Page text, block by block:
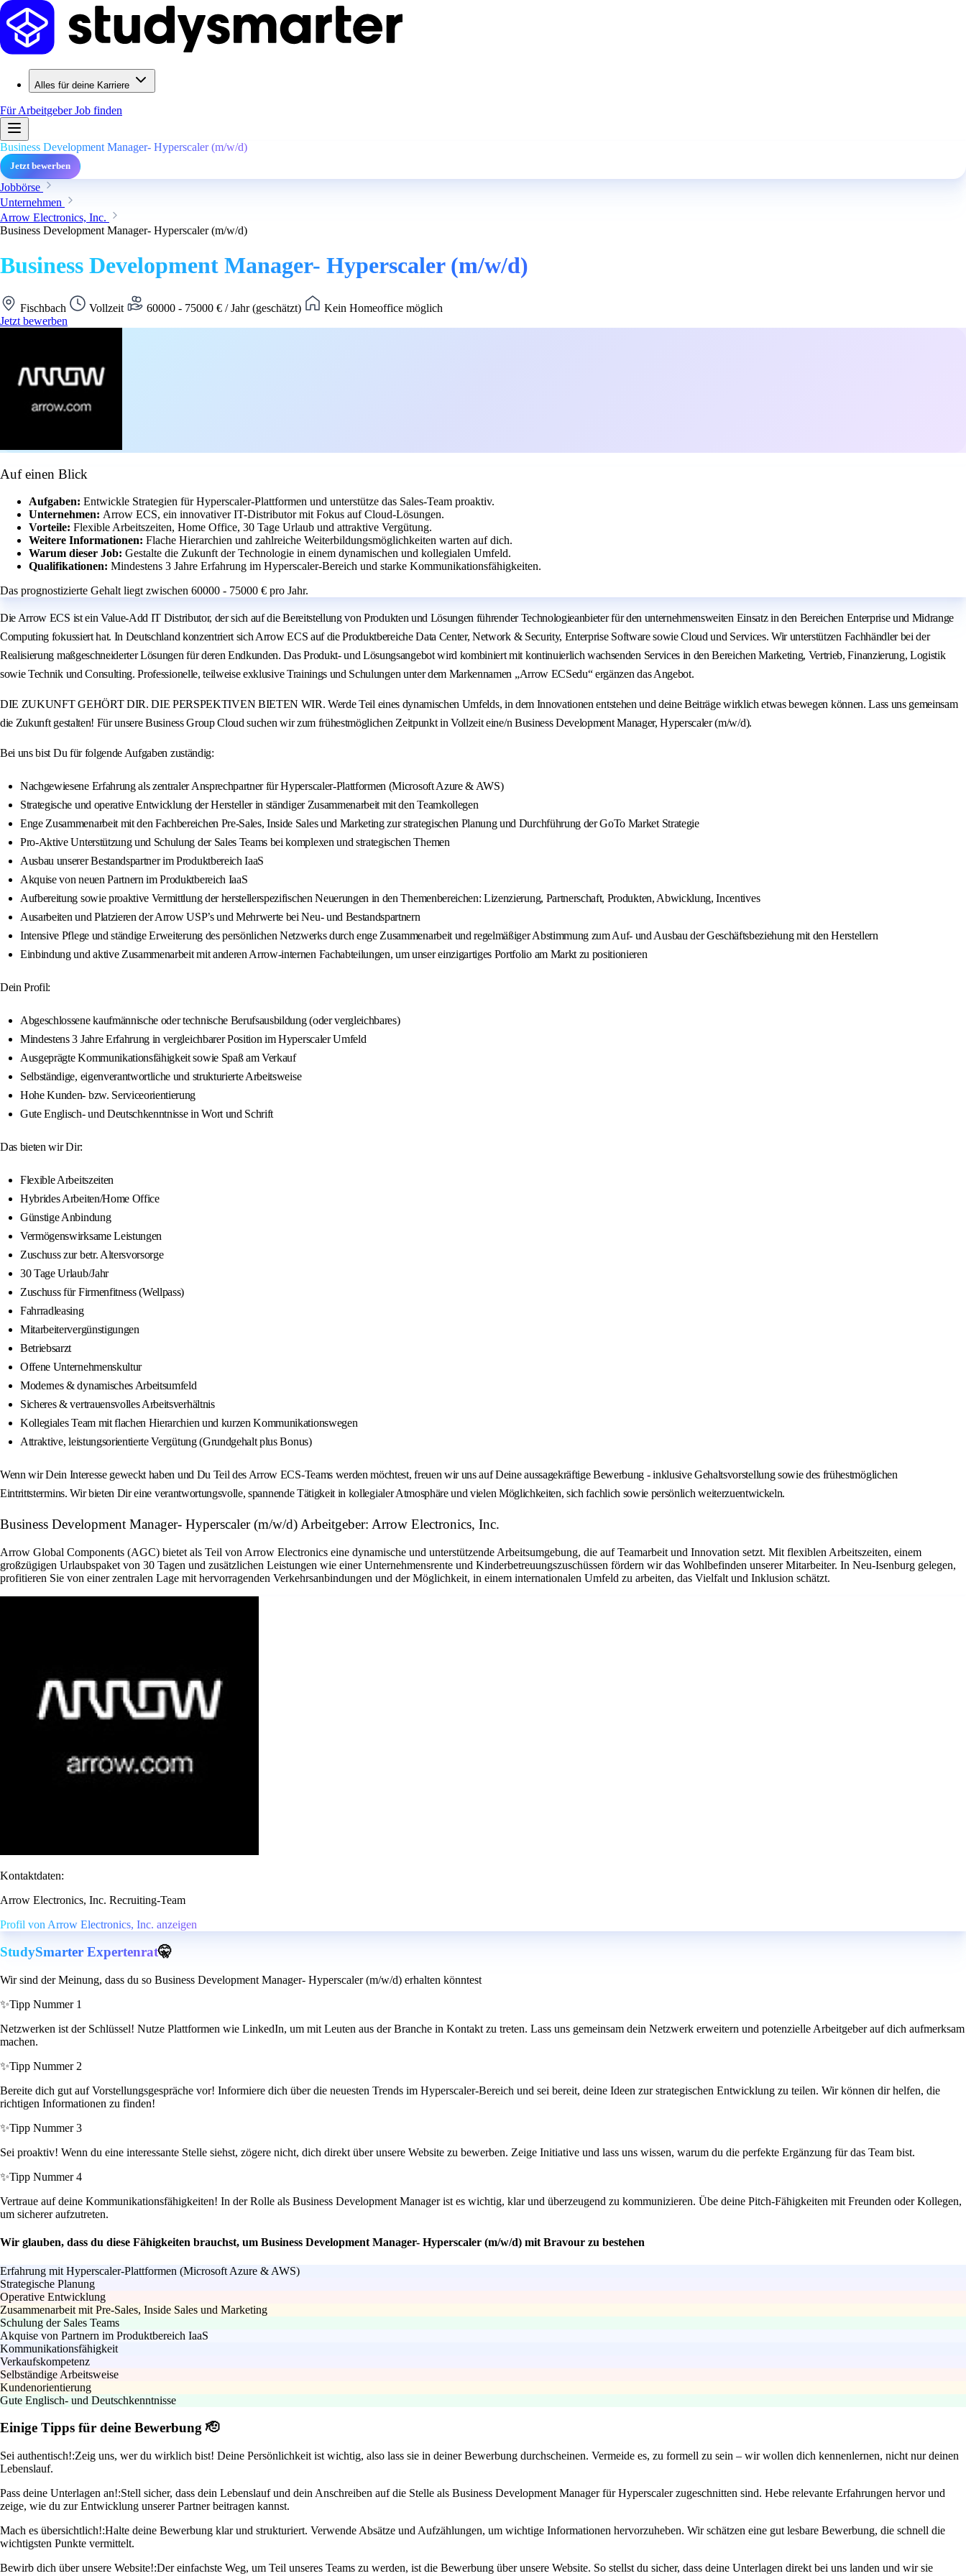
Alles für deine Karriere
Für ArbeitgeberJob finden
Business Development Manager- Hyperscaler (m/w/d)
Jetzt bewerben
Jobbörse
Unternehmen
Arrow Electronics, Inc.
Business Development Manager- Hyperscaler (m/w/d)
Business Development Manager- Hyperscaler (m/w/d)
Fischbach Vollzeit 60000 - 75000 € / Jahr (geschätzt)
Kein Homeoffice möglich
Jetzt bewerben
Auf einen Blick
Aufgaben: Entwickle Strategien für Hyperscaler-Plattformen und unterstütze das Sales-Team proaktiv.
Unternehmen: Arrow ECS, ein innovativer IT-Distributor mit Fokus auf Cloud-Lösungen.
Vorteile: Flexible Arbeitszeiten, Home Office, 30 Tage Urlaub und attraktive Vergütung.
Weitere Informationen: Flache Hierarchien und zahlreiche Weiterbildungsmöglichkeiten warten auf dich.
Warum dieser Job: Gestalte die Zukunft der Technologie in einem dynamischen und kollegialen Umfeld.
Qualifikationen: Mindestens 3 Jahre Erfahrung im Hyperscaler-Bereich und starke Kommunikationsfähigkeiten.
Das prognostizierte Gehalt liegt zwischen 60000 - 75000 € pro Jahr.
Die Arrow ECS ist ein Value-Add IT Distributor, der sich auf die Bereitstellung von Produkten und Lösungen führender Technologieanbieter für den unternehmensweiten Einsatz in den Bereichen Enterprise und Midrange
Computing fokussiert hat. In Deutschland konzentriert sich Arrow ECS auf die Produktbereiche Data Center, Network & Security, Enterprise Software sowie Cloud und Services. Wir unterstützen Fachhändler bei der
Realisierung maßgeschneiderter Lösungen für deren Endkunden. Das Produkt- und Lösungsangebot wird kombiniert mit kontinuierlich wachsenden Services in den Bereichen Marketing, Vertrieb, Finanzierung, Logistik
sowie Technik und Consulting. Professionelle, teilweise exklusive Trainings und Schulungen unter dem Markennamen „Arrow ECSedu“ ergänzen das Angebot.
DIE ZUKUNFT GEHÖRT DIR. DIE PERSPEKTIVEN BIETEN WIR. Werde Teil eines dynamischen Umfelds, in dem Innovationen entstehen und deine Beiträge wirklich etwas bewegen können. Lass uns gemeinsam
die Zukunft gestalten! Für unsere Business Group Cloud suchen wir zum frühestmöglichen Zeitpunkt in Vollzeit eine/n Business Development Manager, Hyperscaler (m/w/d).
Bei uns bist Du für folgende Aufgaben zuständig:
Nachgewiesene Erfahrung als zentraler Ansprechpartner für Hyperscaler-Plattformen (Microsoft Azure & AWS)
Strategische und operative Entwicklung der Hersteller in ständiger Zusammenarbeit mit den Teamkollegen
Enge Zusammenarbeit mit den Fachbereichen Pre-Sales, Inside Sales und Marketing zur strategischen Planung und Durchführung der GoTo Market Strategie
Pro-Aktive Unterstützung und Schulung der Sales Teams bei komplexen und strategischen Themen
Ausbau unserer Bestandspartner im Produktbereich IaaS
Akquise von neuen Partnern im Produktbereich IaaS
Aufbereitung sowie proaktive Vermittlung der herstellerspezifischen Neuerungen in den Themenbereichen: Lizenzierung, Partnerschaft, Produkten, Abwicklung, Incentives
Ausarbeiten und Platzieren der Arrow USP’s und Mehrwerte bei Neu- und Bestandspartnern
Intensive Pflege und ständige Erweiterung des persönlichen Netzwerks durch enge Zusammenarbeit und regelmäßiger Abstimmung zum Auf- und Ausbau der Geschäftsbeziehung mit den Herstellern
Einbindung und aktive Zusammenarbeit mit anderen Arrow-internen Fachabteilungen, um unser einzigartiges Portfolio am Markt zu positionieren
Dein Profil:
Abgeschlossene kaufmännische oder technische Berufsausbildung (oder vergleichbares)
Mindestens 3 Jahre Erfahrung in vergleichbarer Position im Hyperscaler Umfeld
Ausgeprägte Kommunikationsfähigkeit sowie Spaß am Verkauf
Selbständige, eigenverantwortliche und strukturierte Arbeitsweise
Hohe Kunden- bzw. Serviceorientierung
Gute Englisch- und Deutschkenntnisse in Wort und Schrift
Das bieten wir Dir:
Flexible Arbeitszeiten
Hybrides Arbeiten/Home Office
Günstige Anbindung
Vermögenswirksame Leistungen
Zuschuss zur betr. Altersvorsorge
30 Tage Urlaub/Jahr
Zuschuss für Firmenfitness (Wellpass)
Fahrradleasing
Mitarbeitervergünstigungen
Betriebsarzt
Offene Unternehmenskultur
Modernes & dynamisches Arbeitsumfeld
Sicheres & vertrauensvolles Arbeitsverhältnis
Kollegiales Team mit flachen Hierarchien und kurzen Kommunikationswegen
Attraktive, leistungsorientierte Vergütung (Grundgehalt plus Bonus)
Wenn wir Dein Interesse geweckt haben und Du Teil des Arrow ECS-Teams werden möchtest, freuen wir uns auf Deine aussagekräftige Bewerbung - inklusive Gehaltsvorstellung sowie des frühestmöglichen
Eintrittstermins. Wir bieten Dir eine verantwortungsvolle, spannende Tätigkeit in kollegialer Atmosphäre und vielen Möglichkeiten, sich fachlich sowie persönlich weiterzuentwickeln.
Business Development Manager- Hyperscaler (m/w/d) Arbeitgeber: Arrow Electronics, Inc.
Arrow Global Components (AGC) bietet als Teil von Arrow Electronics eine dynamische und unterstützende Arbeitsumgebung, die auf Teamarbeit und Innovation setzt. Mit flexiblen Arbeitszeiten, einem
großzügigen Urlaubspaket von 30 Tagen und zusätzlichen Leistungen wie einer Unternehmensrente und Kinderbetreuungszuschüssen fördern wir das Wohlbefinden unserer Mitarbeiter. In Neu-Isenburg gelegen,
profitieren Sie von einer zentralen Lage mit hervorragenden Verkehrsanbindungen und der Möglichkeit, in einem internationalen Umfeld zu arbeiten, das Vielfalt und Inklusion schätzt.
Kontaktdaten:
Arrow Electronics, Inc. Recruiting-Team
Profil von Arrow Electronics, Inc. anzeigen
StudySmarter Expertenrat🤫
Wir sind der Meinung, dass du so Business Development Manager- Hyperscaler (m/w/d) erhalten könntest
✨Tipp Nummer 1
Netzwerken ist der Schlüssel! Nutze Plattformen wie LinkedIn, um mit Leuten aus der Branche in Kontakt zu treten. Lass uns gemeinsam dein Netzwerk erweitern und potenzielle Arbeitgeber auf dich aufmerksam
machen.
✨Tipp Nummer 2
Bereite dich gut auf Vorstellungsgespräche vor! Informiere dich über die neuesten Trends im Hyperscaler-Bereich und sei bereit, deine Ideen zur strategischen Entwicklung zu teilen. Wir können dir helfen, die
richtigen Informationen zu finden!
✨Tipp Nummer 3
Sei proaktiv! Wenn du eine interessante Stelle siehst, zögere nicht, dich direkt über unsere Website zu bewerben. Zeige Initiative und lass uns wissen, warum du die perfekte Ergänzung für das Team bist.
✨Tipp Nummer 4
Vertraue auf deine Kommunikationsfähigkeiten! In der Rolle als Business Development Manager ist es wichtig, klar und überzeugend zu kommunizieren. Übe deine Pitch-Fähigkeiten mit Freunden oder Kollegen,
um sicherer aufzutreten.
Wir glauben, dass du diese Fähigkeiten brauchst, um Business Development Manager- Hyperscaler (m/w/d) mit Bravour zu bestehen
Erfahrung mit Hyperscaler-Plattformen (Microsoft Azure & AWS)
Strategische Planung
Operative Entwicklung
Zusammenarbeit mit Pre-Sales, Inside Sales und Marketing
Schulung der Sales Teams
Akquise von Partnern im Produktbereich IaaS
Kommunikationsfähigkeit
Verkaufskompetenz
Selbständige Arbeitsweise
Kundenorientierung
Gute Englisch- und Deutschkenntnisse
Einige Tipps für deine Bewerbung 🫡
Sei authentisch!:Zeig uns, wer du wirklich bist! Deine Persönlichkeit ist wichtig, also lass sie in deiner Bewerbung durchscheinen. Vermeide es, zu formell zu sein – wir wollen dich kennenlernen, nicht nur deinen
Lebenslauf.
Pass deine Unterlagen an!:Stell sicher, dass dein Lebenslauf und dein Anschreiben auf die Stelle als Business Development Manager für Hyperscaler zugeschnitten sind. Hebe relevante Erfahrungen hervor und
zeige, wie du zur Entwicklung unserer Partner beitragen kannst.
Mach es übersichtlich!:Halte deine Bewerbung klar und strukturiert. Verwende Absätze und Aufzählungen, um wichtige Informationen hervorzuheben. Wir schätzen eine gut lesbare Bewerbung, die schnell die
wichtigsten Punkte vermittelt.
Bewirb dich über unsere Website!:Der einfachste Weg, um Teil unseres Teams zu werden, ist die Bewerbung über unsere Website. So stellst du sicher, dass deine Unterlagen direkt bei uns landen und wir sie